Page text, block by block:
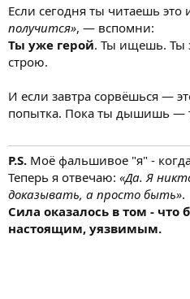
Если сегодня ты читаешь это
получится», — вспомни:
Ты уже герой. Ты ищешь. Ты
строю.
И если завтра сорвёшься —
попытка. Пока ты дышишь —
P.S. Моё фальшивое "я" -
Теперь я отвечаю: «Да. Я
доказывать, а просто быть».
Сила оказалось в том -
настоящим, уязвимым.